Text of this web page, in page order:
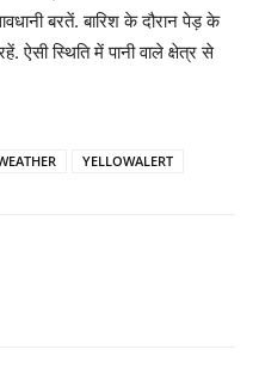
बरतें. बारिश के दौरान पेड़ के
स्थिति में पानी वाले क्षेत्र से
YELLOWALERT